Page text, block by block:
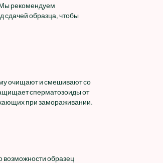
рекомендуем
сдачей образца, чтобы
очищают и смешивают со
сперматозоиды от
при замораживании.
возможности образец